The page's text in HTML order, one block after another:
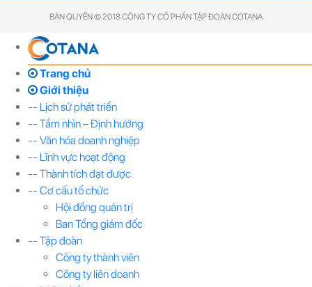
BẢN QUYỀN © 2018 CÔNG TY CỔ PHẦN TẬP ĐOÀN COTANA
Trang chủ
Giới thiệu
-- Lịch sử phát triển
-- Tầm nhìn – Định hướng
-- Văn hóa doanh nghiệp
-- Lĩnh vực hoạt động
-- Thành tích đạt được
-- Cơ cấu tổ chức
Hội đồng quản trị
Ban Tổng giám đốc
-- Tập đoàn
Công ty thành viên
Công ty liên doanh